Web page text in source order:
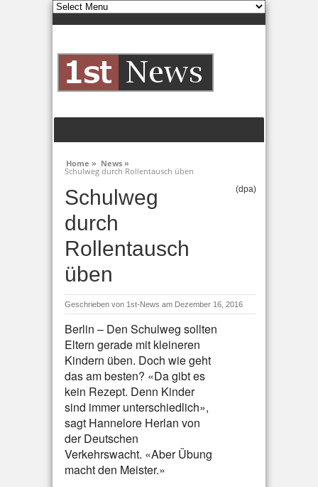
Home » News »
Schulweg durch Rollentausch üben
Schulweg
durch
Rollentausch
üben
(dpa)
Geschrieben von 1st-News am Dezember 16, 2016
Berlin – Den Schulweg sollten
Eltern gerade mit kleineren
Kindern üben. Doch wie geht
das am besten? «Da gibt es
kein Rezept. Denn Kinder
sind immer unterschiedlich»,
sagt Hannelore Herlan von
der Deutschen
Verkehrswacht. «Aber Übung
macht den Meister.»